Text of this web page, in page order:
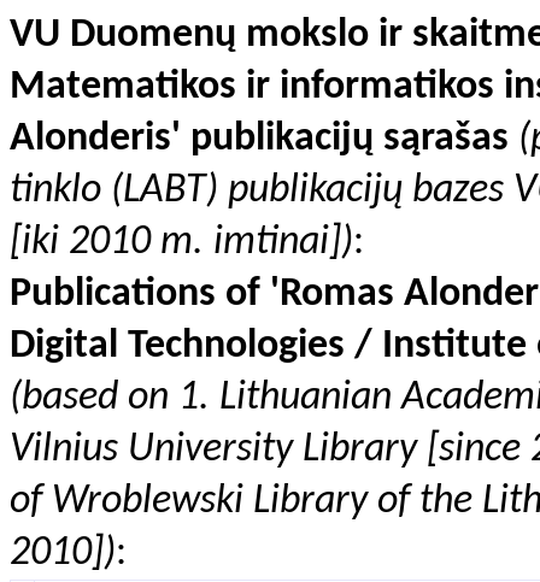
VU Duomenų mokslo ir
Matematikos ir informatikos
Alonderis' publikacijų sąrašas
tinklo (LABT) publikacijų bazes
[iki 2010 m. imtinai]):
Publications of 'Romas
Digital Technologies /
(based on 1. Lithuanian
Vilnius University Library [since
of Wroblewski Library of the
2010]):